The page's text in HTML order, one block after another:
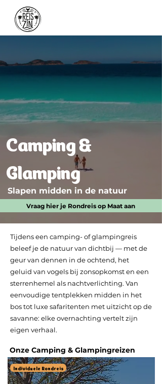
Camping &
Glamping
Slapen midden in de natuur
Vraag hier je Rondreis op Maat aan
Tijdens een camping- of glampingreis
beleef je de natuur van dichtbij — met de
geur van dennen in de ochtend, het
geluid van vogels bij zonsopkomst en een
sterrenhemel als nachtverlichting. Van
eenvoudige tentplekken midden in het
bos tot luxe safaritenten met uitzicht op de
savanne: elke overnachting vertelt zijn
eigen verhaal.
Onze Camping & Glampingreizen
Individuele Rondreis